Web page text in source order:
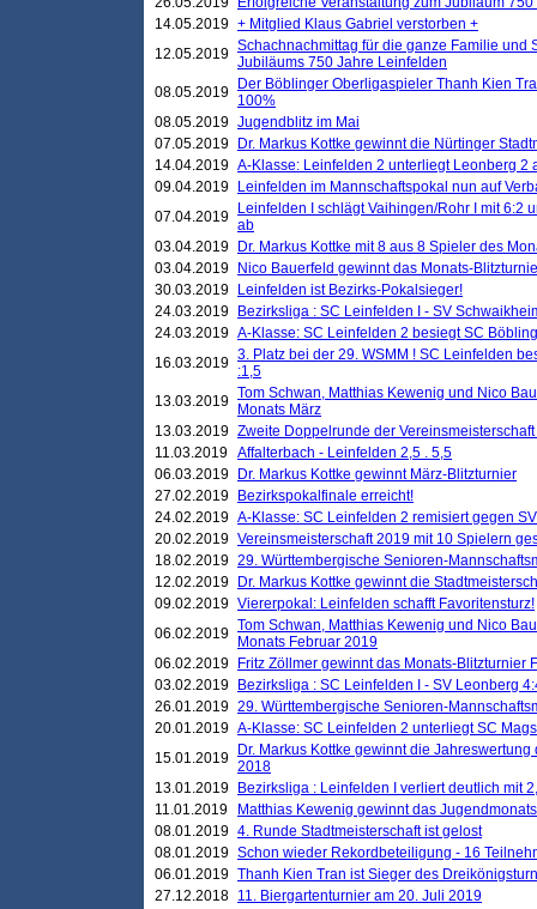
14.05.2019 + Mitglied Klaus Gabriel verstorben +
12.05.2019 Schachnachmittag für die ganze Familie und
Jubiläums 750 Jahre Leinfelden
08.05.2019
Der Böblinger Oberligaspieler Thanh Kien
100%
08.05.2019 Jugendblitz im Mai
07.05.2019
Dr. Markus Kottke gewinnt die Nürtinger
14.04.2019 A-Klasse: Leinfelden 2 unterliegt Leonberg 2
09.04.2019
Leinfelden im Mannschaftspokal nun auf
07.04.2019
Leinfelden I schlägt Vaihingen/Rohr I mit 6:2
ab
03.04.2019
Dr. Markus Kottke mit 8 aus 8 Spieler des
03.04.2019
Nico Bauerfeld gewinnt das Monats-
30.03.2019
Leinfelden ist Bezirks-Pokalsieger!
24.03.2019
Bezirksliga : SC Leinfelden I - SV
24.03.2019 A-Klasse: SC Leinfelden 2 besiegt SC
16.03.2019 3. Platz bei der 29. WSMM ! SC Leinfelden
:1,5
13.03.2019 Tom Schwan, Matthias Kewenig und Nico
Monats März
13.03.2019 Zweite Doppelrunde der
11.03.2019 Affalterbach - Leinfelden 2,5 . 5,5
06.03.2019
Dr. Markus Kottke gewinnt März-Blitzturnier
27.02.2019
Bezirkspokalfinale erreicht!
24.02.2019 A-Klasse: SC Leinfelden 2 remisiert gegen
20.02.2019 Vereinsmeisterschaft 2019 mit 10 Spielern
18.02.2019 29. Württembergische Senioren-
12.02.2019
Dr. Markus Kottke gewinnt die
09.02.2019 Viererpokal: Leinfelden schafft Favoritensturz!
06.02.2019 Tom Schwan, Matthias Kewenig und Nico
Monats Februar 2019
06.02.2019
Fritz Zöllmer gewinnt das Monats-Blitzturnier
03.02.2019
Bezirksliga : SC Leinfelden I - SV Leonberg
26.01.2019 29. Württembergische Senioren-
20.01.2019 A-Klasse: SC Leinfelden 2 unterliegt SC
15.01.2019
Dr. Markus Kottke gewinnt die
2018
13.01.2019
Bezirksliga : Leinfelden I verliert deutlich mit
11.01.2019
Matthias Kewenig gewinnt das
08.01.2019 4. Runde Stadtmeisterschaft ist gelost
08.01.2019 Schon wieder Rekordbeteiligung - 16
06.01.2019 Thanh Kien Tran ist Sieger des
27.12.2018 11. Biergartenturnier am 20. Juli 2019